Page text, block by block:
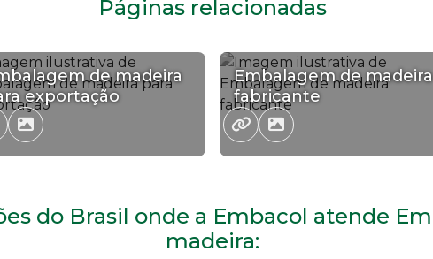
Páginas relacionadas
de madeira
exportação
Embalagem de madeira
fabricante
do Brasil onde a Embacol atende
madeira: